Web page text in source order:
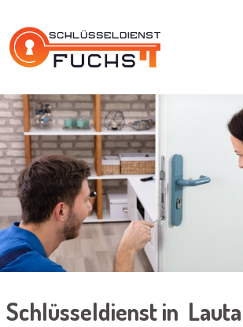
Schlüsseldienst in Lauta